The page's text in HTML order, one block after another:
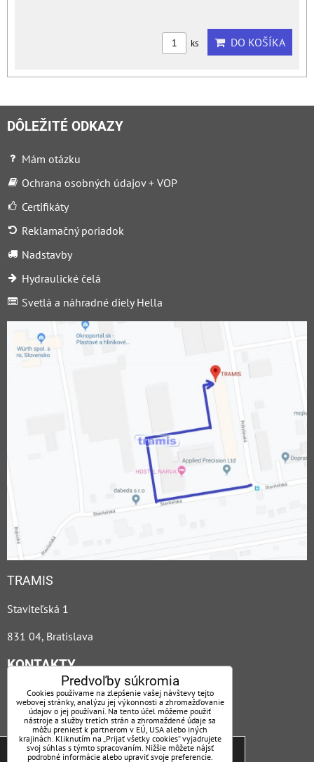
ks DO KOŠÍKA
DÔLEŽITÉ ODKAZY
Mám otázku
Ochrana osobných údajov + VOP
Certifikáty
Reklamačný poriadok
Nadstavby
Hydraulické čelá
Svetlá a náhradné diely Hella
TRAMIS
Staviteľská 1
831 04, Bratislava
KONTAKTY
+421 2 44 88 27 93
tramis@tramis.sk
PO - PIA 7:00 - 15:30
Predvoľby súkromia
Cookies používame na zlepšenie vašej návštevy tejto
webovej stránky, analýzu jej výkonnosti a zhromažďovanie
údajov o jej používaní. Na tento účel môžeme použiť
nástroje a služby tretích strán a zhromaždené údaje sa
môžu preniesť k partnerom v EÚ, USA alebo iných
krajinách. Kliknutím na „Prijať všetky cookies“ vyjadrujete
svoj súhlas s týmto spracovaním. Nižšie môžete nájsť
podrobné informácie alebo upraviť svoje preferencie.
Tieto internetové stránky používajú súbory